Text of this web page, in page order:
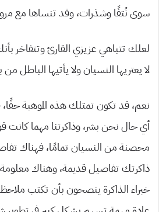
سوى نُتفًا وشذرات، وقد تنساها مع
لعلك تتباهي عزيزي القارئ وتتفاخر
لا يعتريها النسيان ولا يأتيها الباطل
نعم، قد تكون تمتلك هذه الموهبة
أي حال نحن بشر، وذاكرتنا مهما كانت
محصنة من النسيان تمامًا، فهناك
ذاكرتك تفاصيل قديمة، وهناك معلومة
خبراء الذاكرة ينصحون بأن تكتب